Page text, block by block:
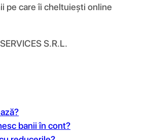
pe care îi cheltuiești online
S.R.L.
banii în cont?